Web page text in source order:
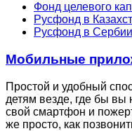
Фонд целевого
Русфонд в
Русфонд в Сербии
Мобильные
Простой и удобный
детям везде, где бы вы
свой смартфон и
же просто, как